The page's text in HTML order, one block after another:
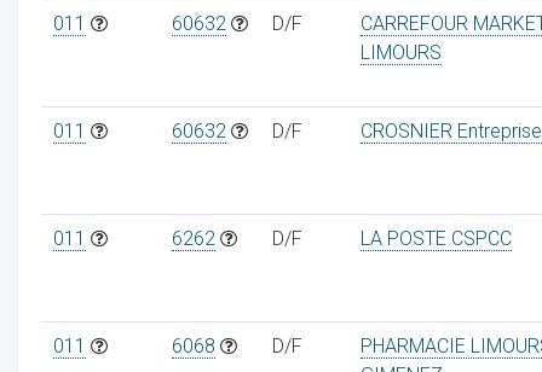
011 60632 D/F
CARREFOUR
LIMOURS
011 60632 D/F CROSNIER Entreprise
011 6262 D/F LA POSTE CSPCC
011 6068 D/F
PHARMACIE